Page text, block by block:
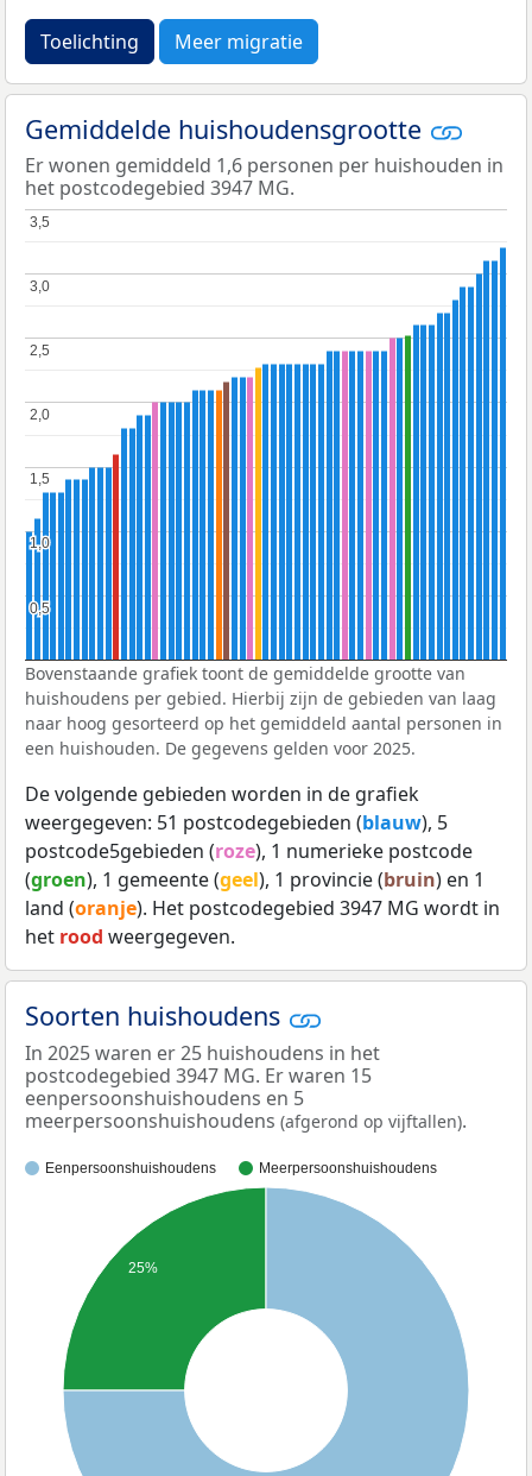
Toelichting Meer migratie
Gemiddelde huishoudensgrootte
Er wonen gemiddeld 1,6 personen per huishouden in
het postcodegebied 3947 MG.
0,5
0,5
1,0
1,0
1,5
1,5
2,0
2,0
2,5
2,5
3,0
3,0
3,5
3,5
Bovenstaande grafiek toont de gemiddelde grootte van
huishoudens per gebied. Hierbij zijn de gebieden van laag
naar hoog gesorteerd op het gemiddeld aantal personen in
een huishouden. De gegevens gelden voor 2025.
De volgende gebieden worden in de grafiek
weergegeven: 51 postcodegebieden (blauw), 5
postcode5gebieden (roze), 1 numerieke postcode
(groen), 1 gemeente (geel), 1 provincie (bruin) en 1
land (oranje). Het postcodegebied 3947 MG wordt in
het rood weergegeven.
Soorten huishoudens
In 2025 waren er 25 huishoudens in het
postcodegebied 3947 MG. Er waren 15
eenpersoonshuishoudens en 5
meerpersoonshuishoudens (afgerond op vijftallen).
Eenpersoonshuishoudens Meerpersoonshuishoudens
25%